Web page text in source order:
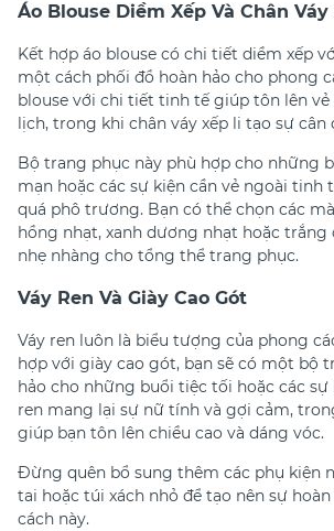
Áo Blouse Diềm Xếp Và Chân Váy
Kết hợp áo blouse có chi tiết diềm xếp
một cách phối đồ hoàn hảo cho phong
blouse với chi tiết tinh tế giúp tôn lên
lịch, trong khi chân váy xếp li tạo sự cân
Bộ trang phục này phù hợp cho những
mạn hoặc các sự kiện cần vẻ ngoài tinh
quá phô trương. Bạn có thể chọn các
hồng nhạt, xanh dương nhạt hoặc
nhẹ nhàng cho tổng thể trang phục.
Váy Ren Và Giày Cao Gót
Váy ren luôn là biểu tượng của phong
hợp với giày cao gót, bạn sẽ có một bộ
hảo cho những buổi tiệc tối hoặc các sự
ren mang lại sự nữ tính và gợi cảm,
giúp bạn tôn lên chiều cao và dáng vóc.
Đừng quên bổ sung thêm các phụ kiện
tai hoặc túi xách nhỏ để tạo nên sự
cách này.